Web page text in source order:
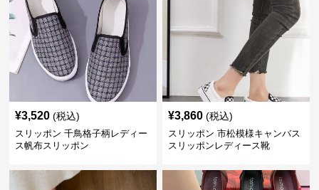
¥3,520 (税込)
スリッポン 千鳥格子柄レディー
ス帆布スリッポン
¥3,860 (税込)
スリッポン 市松模様キャンバス
スリッポンレディース靴